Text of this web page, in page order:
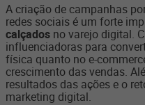
A criação de campanhas
redes sociais é um forte
calçados no varejo digital.
influenciadoras para
física quanto no e-
crescimento das vendas.
resultados das ações e o
marketing digital.